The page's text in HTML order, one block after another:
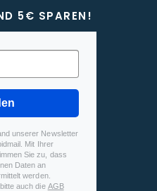
5€ SPAREN!
unserer Newsletter
Mit Ihrer
Sie zu, dass
Daten an
werden.
auch die AGB